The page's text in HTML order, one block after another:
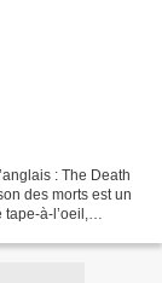
: The Death
des morts est un
à-l’oeil,